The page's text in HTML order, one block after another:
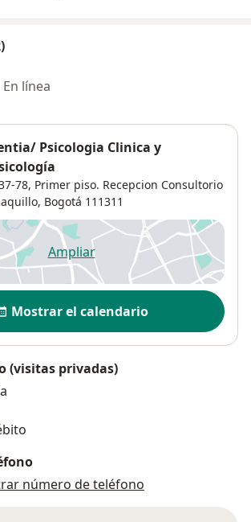
En línea
Psicologia Clinica y
78, Primer piso. Recepcion Consultorio
, Bogotá 111311
Ampliarse abre en una nueva
Mostrar el calendario
(visitas privadas)
número de teléfono